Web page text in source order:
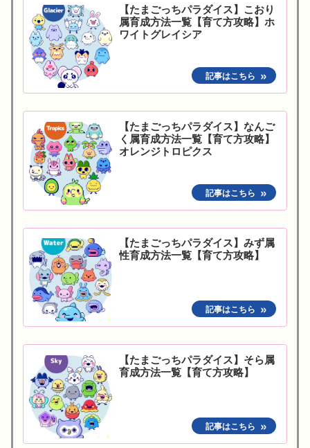
【たまごっちパラダイス】こおり
属育成方法一覧【育て方攻略】ホ
ワイトグレイシア
【たまごっちパラダイス】なんご
く属育成方法一覧【育て方攻略】
オレンジトロピクス
【たまごっちパラダイス】みず属
性育成方法一覧【育て方攻略】
【たまごっちパラダイス】そら属
育成方法一覧【育て方攻略】